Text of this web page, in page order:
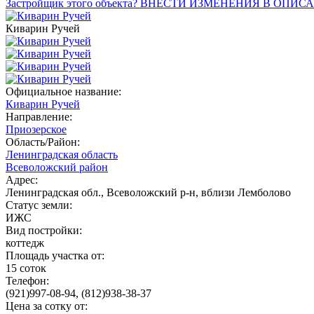
Застройщик этого объекта? ВНЕСТИ ИЗМЕНЕНИЯ В
Киварин Ручей
Официальное название:
Киварин Ручей
Направление:
Приозерское
Область/Район:
Ленинградская область
Всеволожский район
Адрес:
Ленинградская обл., Всеволожский р-н, вблизи Лемболово
Статус земли:
ИЖС
Вид постройки:
коттедж
Площадь участка от:
15 соток
Телефон:
(921)997-08-94, (812)938-38-37
Цена за сотку от: